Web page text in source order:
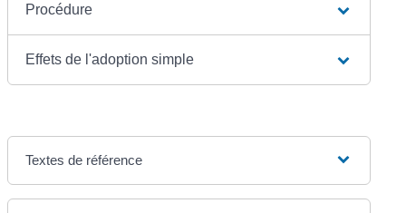
Procédure
Effets de l'adoption simple
Textes de référence